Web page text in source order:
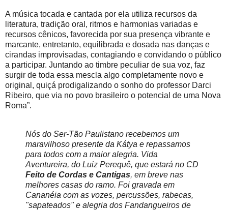
A música tocada e cantada por ela utiliza recursos da
literatura, tradição oral, ritmos e harmonias variadas e
recursos cênicos, favorecida por sua presença vibrante e
marcante, entretanto, equilibrada e dosada nas danças e
cirandas improvisadas, contagiando e convidando o público
a participar. Juntando ao timbre peculiar de sua voz, faz
surgir de toda essa mescla algo completamente novo e
original, quiçá prodigalizando o sonho do professor Darci
Ribeiro, que via no povo brasileiro o potencial de uma Nova
Roma”.
Nós do Ser-Tão Paulistano recebemos um
maravilhoso presente da Kátya e repassamos
para todos com a maior alegria. Vida
Aventureira, do Luiz Perequê, que estará no CD
Feito de Cordas e Cantigas, em breve nas
melhores casas do ramo. Foi gravada em
Cananéia com as vozes, percussões, rabecas,
"sapateados" e alegria dos Fandangueiros de